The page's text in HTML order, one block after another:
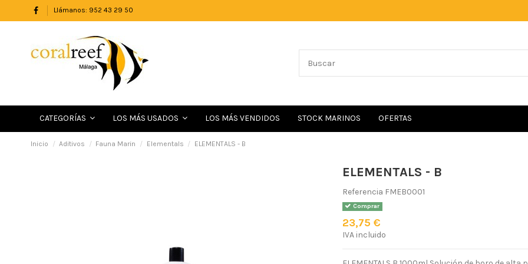
Llámanos: 952 43 29 50
CATEGORÍAS LOS MÁS USADOS LOS MÁS VENDIDOS STOCK MARINOS OFERTAS
Inicio Aditivos Fauna Marin Elementals ELEMENTALS - B
ELEMENTALS - B
Referencia FMEB0001
Comprar
23,75 €
IVA incluido